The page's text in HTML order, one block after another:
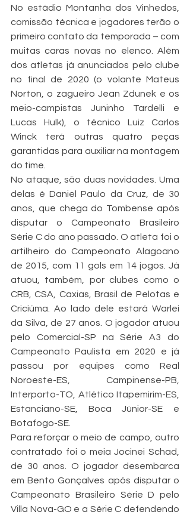
No estádio Montanha dos Vinhedos,
comissão técnica e jogadores terão o
primeiro contato da temporada – com
muitas caras novas no elenco. Além
dos atletas já anunciados pelo clube
no final de 2020 (o volante Mateus
Norton, o zagueiro Jean Zdunek e os
meio-campistas Juninho Tardelli e
Lucas Hulk), o técnico Luiz Carlos
Winck terá outras quatro peças
garantidas para auxiliar na montagem
do time.
No ataque, são duas novidades. Uma
delas é Daniel Paulo da Cruz, de 30
anos, que chega do Tombense após
disputar o Campeonato Brasileiro
Série C do ano passado. O atleta foi o
artilheiro do Campeonato Alagoano
de 2015, com 11 gols em 14 jogos. Já
atuou, também, por clubes como o
CRB, CSA, Caxias, Brasil de Pelotas e
Criciúma. Ao lado dele estará Warlei
da Silva, de 27 anos. O jogador atuou
pelo Comercial-SP na Série A3 do
Campeonato Paulista em 2020 e já
passou por equipes como Real
Noroeste-ES, Campinense-PB,
Interporto-TO, Atlético Itapemirim-ES,
Estanciano-SE, Boca Júnior-SE e
Botafogo-SE.
Para reforçar o meio de campo, outro
contratado foi o meia Jocinei Schad,
de 30 anos. O jogador desembarca
em Bento Gonçalves após disputar o
Campeonato Brasileiro Série D pelo
Villa Nova-GO e a Série C defendendo